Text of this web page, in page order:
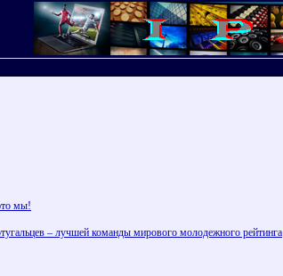
мы!
– лучшей команды мирового молодежного рейтинга